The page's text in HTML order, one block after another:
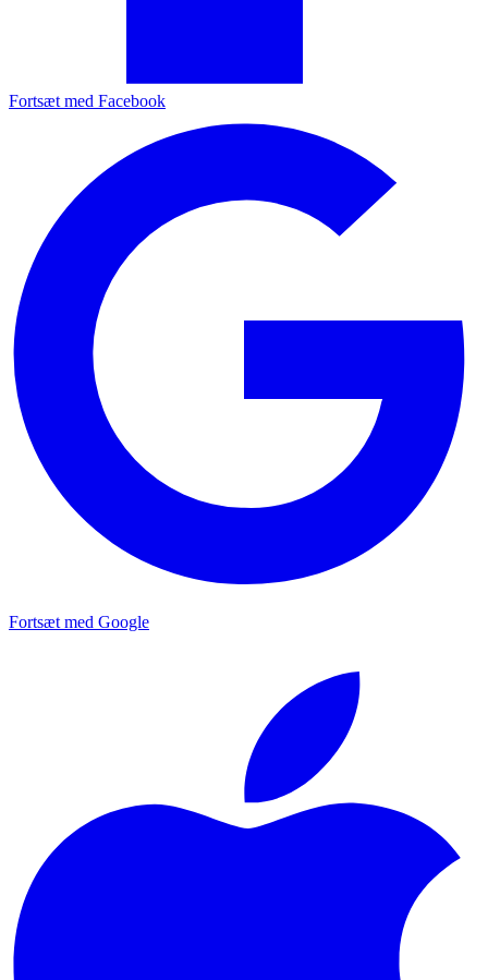
Fortsæt med Facebook
Fortsæt med Google